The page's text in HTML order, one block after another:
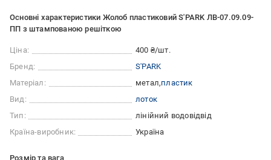
Основні характеристики Жолоб пластиковий S'PARK ЛВ-07.09.09-
ПП з штампованою решіткою
Ціна:
400 ₴/шт.
Бренд:
S'PARK
Матеріал:
метал пластик
Вид:
лоток
Тип:
лінійний водовідвід
Країна-виробник:
Україна
Розмір та вага